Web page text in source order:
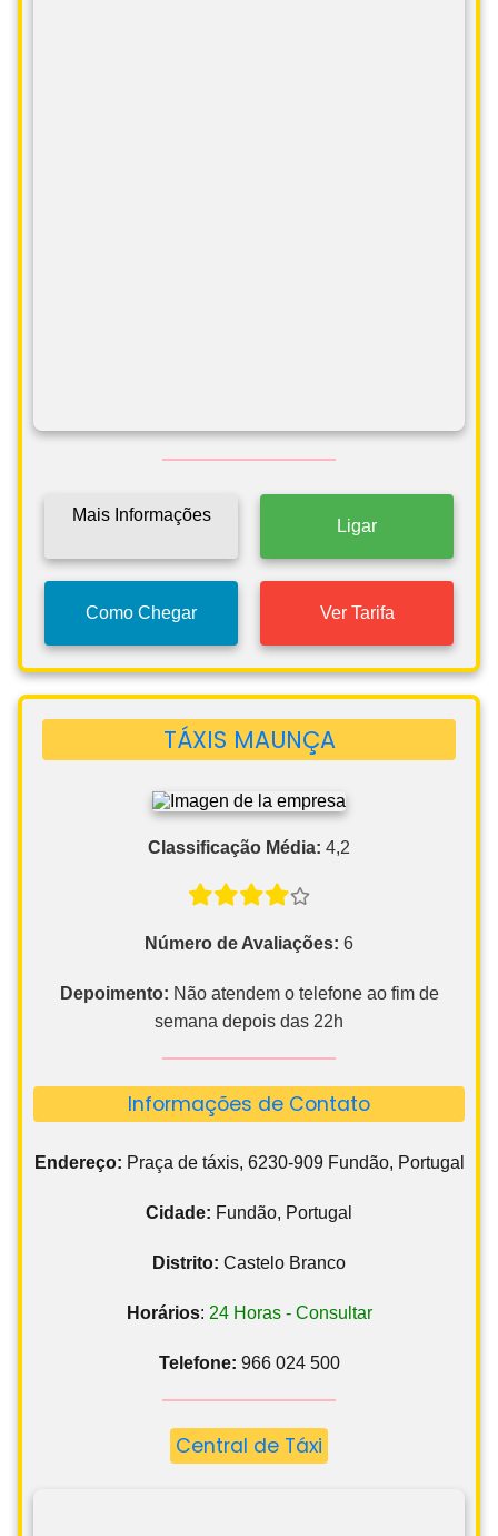
Mais Informações
Ligar
Como Chegar Ver Tarifa
TÁXIS MAUNÇA
Classificação Média: 4,2
Número de Avaliações: 6
Depoimento: Não atendem o telefone ao fim de
semana depois das 22h
Informações de Contato
Endereço: Praça de táxis, 6230-909 Fundão, Portugal
Cidade: Fundão, Portugal
Distrito: Castelo Branco
Horários: 24 Horas - Consultar
Telefone: 966 024 500
Central de Táxi